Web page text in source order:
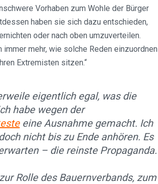
Vorhaben zum Wohle der Bürger
haben sie sich dazu entschieden,
oder nach oben umzuverteilen.
mehr, wie solche Reden einzuordnen
Extremisten sitzen.“
eigentlich egal, was die
habe wegen der
eine Ausnahme gemacht. Ich
nicht bis zu Ende anhören. Es
– die reinste Propaganda.
Rolle des Bauernverbands, zum